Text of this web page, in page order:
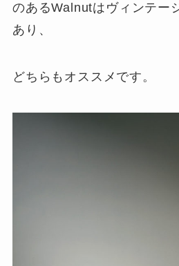
のあるWalnutはヴィンテー
あり、
どちらもオススメです。